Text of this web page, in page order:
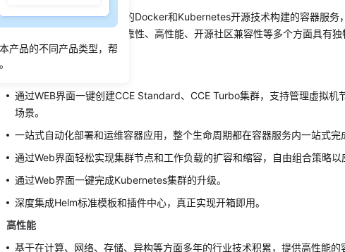
产品的不同产品类型，帮
云容器引擎是基于业界主流的Docker和Kubernetes开源技术构建的容器服务
集群场景的功能，在系统可靠性、高性能、开源社区兼容性等多个方面具有
器云方面的各种需求。
通过WEB界面一键创建CCE Standard、CCE Turbo集群，支持管理虚拟机
场景。
一站式自动化部署和运维容器应用，整个生命周期都在容器服务内一站式完
通过Web界面轻松实现集群节点和工作负载的扩容和缩容，自由组合策略以
通过Web界面一键完成Kubernetes集群的升级。
深度集成Helm标准模板和插件中心，真正实现开箱即用。
高性能
基于在计算、网络、存储、异构等方面多年的行业技术积累，提供高性能